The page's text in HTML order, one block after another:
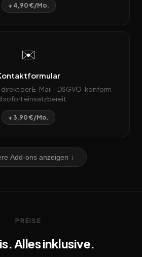
+ 4,90 €/Mo.
✉️
per E-Mail – DSGVO-konform
sofort einsatzbereit.
+ 3,90 €/Mo.
Add-ons anzeigen ↓
PREISE
Alles inklusive.